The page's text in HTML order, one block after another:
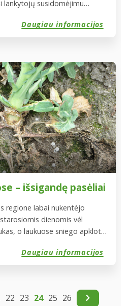
lankytojų susidomėjimu
bendrovės
ir dar tik
pasikalbėti,
Daugiau informacijos
– išsigandę pasėliai
regione labai nukentėjo
dienomis vėl
o laukuose sniego apkloto
žieminiai rapsai iššalo kone
Jundulu pasižvalgėme
bei […]
Daugiau informacijos
22 23 24 25 26